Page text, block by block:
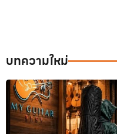
บทความใหม่